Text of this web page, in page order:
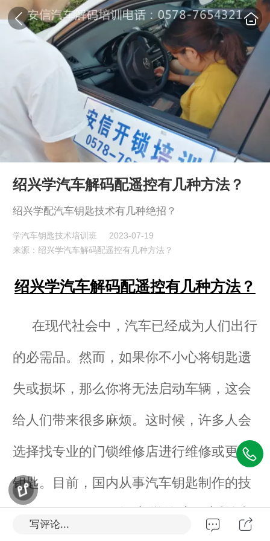
绍兴学汽车解码配遥控有几种方法？
绍兴学配汽车钥匙技术有几种绝招？
学汽车钥匙技术培训班
2023-07-19
来源：绍兴学汽车解码配遥控有几种方法？
绍兴学汽车解码配遥控有几种方法？
在现代社会中，汽车已经成为人们出行
的必需品。然而，如果你不小心将钥匙遗
失或损坏，那么你将无法启动车辆，这会
给人们带来很多麻烦。这时候，许多人会
选择找专业的门锁维修店进行维修或更换
钥匙。目前，国内从事汽车钥匙制作的技
绍兴学汽车配遥控制
写评论...